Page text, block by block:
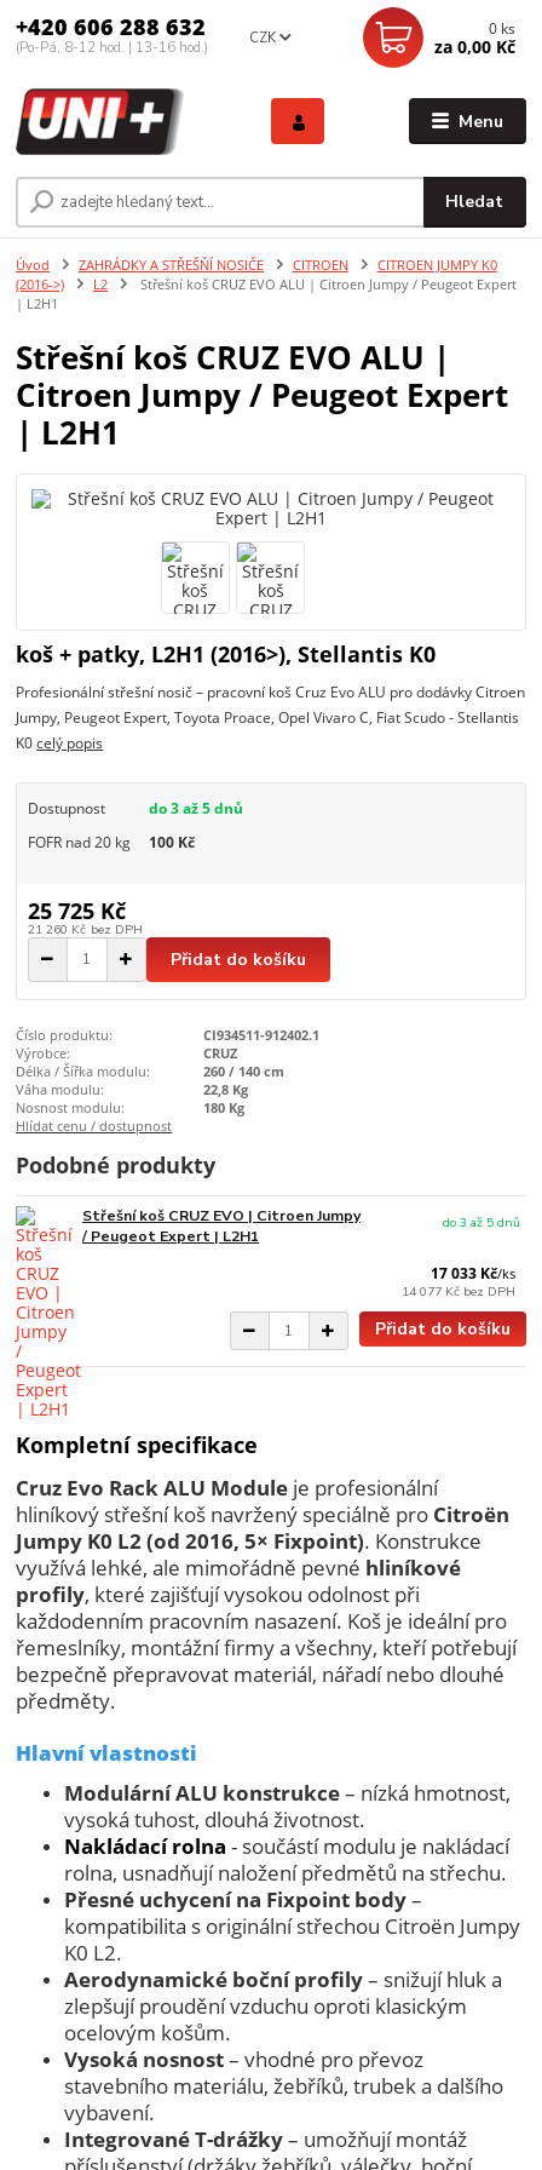
Menu
CZK
Hledat
+420 606 288 632
(Po-Pá, 8-12 hod. | 13-16 hod.)
0 ks
za 0,00 Kč
Úvod ZAHRÁDKY A STŘEŠŇÍ NOSIČE CITROEN
CITROEN JUMPY K0
(2016->)
L2
Střešní koš CRUZ EVO ALU | Citroen Jumpy / Peugeot Expert
| L2H1
Střešní koš CRUZ EVO ALU |
Citroen Jumpy / Peugeot Expert
| L2H1
koš + patky, L2H1 (2016>), Stellantis K0
Profesionální střešní nosič – pracovní koš Cruz Evo ALU pro dodávky Citroen
Jumpy, Peugeot Expert, Toyota Proace, Opel Vivaro C, Fiat Scudo - Stellantis
K0celý popis
Dostupnost
do 3 až 5 dnů
FOFR nad 20 kg
100 Kč
25 725 Kč
21 260 Kč bez DPH
Přidat do košíku
Číslo produktu:
CI934511-912402.1
Výrobce:
CRUZ
Délka / Šířka modulu:
260 / 140 cm
Váha modulu:
22,8 Kg
Nosnost modulu:
180 Kg
Hlídat cenu / dostupnost
Podobné produkty
Střešní koš CRUZ EVO | Citroen Jumpy
/ Peugeot Expert | L2H1
17 033 Kč/ks
14 077 Kč bez DPH
do 3 až 5 dnů
Přidat do košíku
Kompletní specifikace
Cruz Evo Rack ALU Module je profesionální
hliníkový střešní koš navržený speciálně pro Citroën
Jumpy K0 L2 (od 2016, 5× Fixpoint). Konstrukce
využívá lehké, ale mimořádně pevné hliníkové
profily, které zajišťují vysokou odolnost při
každodenním pracovním nasazení. Koš je ideální pro
řemeslníky, montážní firmy a všechny, kteří potřebují
bezpečně přepravovat materiál, nářadí nebo dlouhé
předměty.
Hlavní vlastnosti
Modulární ALU konstrukce– nízká hmotnost,
vysoká tuhost, dlouhá životnost.
Nakládací rolna - součástí modulu je nakládací
rolna, usnadňují naložení předmětů na střechu.
Přesné uchycení na Fixpoint body–
kompatibilita s originální střechou Citroën Jumpy
K0 L2.
Aerodynamické boční profily– snižují hluk a
zlepšují proudění vzduchu oproti klasickým
ocelovým košům.
Vysoká nosnost– vhodné pro převoz
stavebního materiálu, žebříků, trubek a dalšího
vybavení.
Integrované T-drážky– umožňují montáž